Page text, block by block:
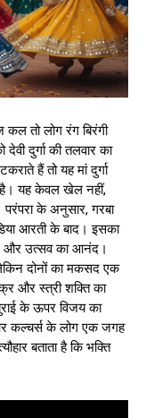
तो लोग रंग बिरंगी
दुर्गा की तलवार का
हैं तो यह मां दुर्गा
है। यह केवल खेल नहीं,
के अनुसार, गरबा
आरती के बाद। इसका
और उत्सव का आनंद।
दोनों का मकसद एक
और स्त्री शक्ति का
के ऊपर विजय का
कल्चर्स के लोग एक जगह
बताता है कि भक्ति